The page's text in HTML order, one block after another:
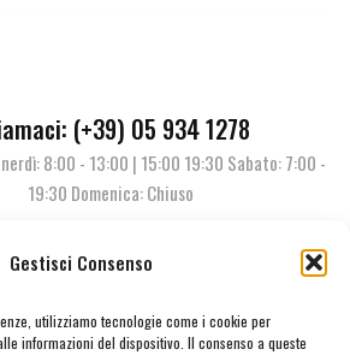
Gestisci Consenso
utilizziamo tecnologie come i cookie per
informazioni del dispositivo. Il consenso a queste
(+39) 05 934 1278
8:00 - 13:00 | 15:00 19:30 Sabato: 7:00 -
19:30 Domenica: Chiuso